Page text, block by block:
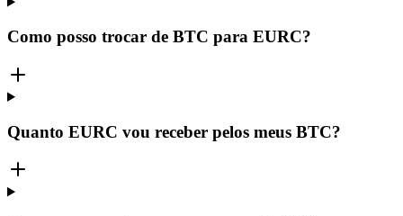
Como posso trocar de BTC para EURC?
Quanto EURC vou receber pelos meus BTC?